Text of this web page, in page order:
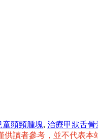
童頭頸腫塊, 治療甲狀舌骨
讀者參考，並不代表